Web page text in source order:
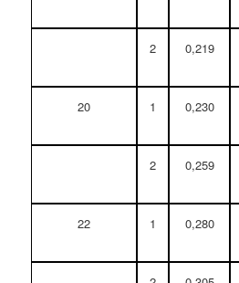
2 0,219
20 1 0,230
2 0,259
22 1 0,280